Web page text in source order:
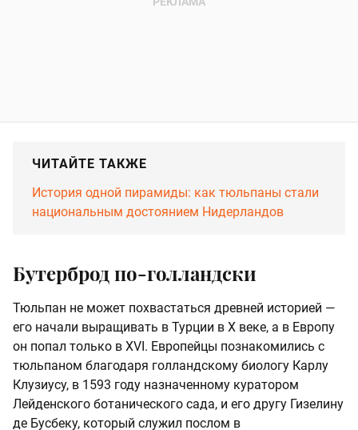
ЧИТАЙТЕ ТАКЖЕ
История одной пирамиды: как тюльпаны стали
национальным достоянием Нидерландов
Бутерброд по-голландски
Тюльпан не может похвастаться древней историей —
его начали выращивать в Турции в Х веке, а в Европу
он попал только в XVI. Европейцы познакомились с
тюльпаном благодаря голландскому биологу Карлу
Клузиусу, в 1593 году назначенному куратором
Лейденского ботанического сада, и его другу Гизелину
де Бусбеку, который служил послом в